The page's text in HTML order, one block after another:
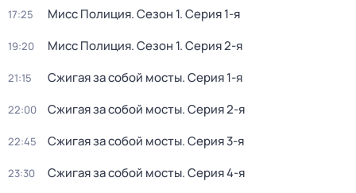
17:25 Мисс Полиция. Сезон 1. Серия 1-я
19:20 Мисс Полиция. Сезон 1. Серия 2-я
21:15 Сжигая за собой мосты. Серия 1-я
22:00 Сжигая за собой мосты. Серия 2-я
22:45 Сжигая за собой мосты. Серия 3-я
23:30 Сжигая за собой мосты. Серия 4-я